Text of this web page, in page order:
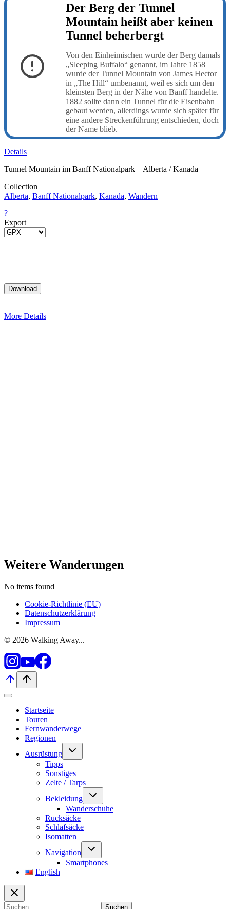
Der Berg der Tunnel
Mountain heißt aber keinen
Tunnel beherbergt
Von den Einheimischen wurde der Berg damals
„Sleeping Buffalo“ genannt, im Jahre 1858
wurde der Tunnel Mountain von James Hector
in „The Hill“ umbenannt, weil es sich um den
kleinsten Berg in der Nähe von Banff handelte.
1882 sollte dann ein Tunnel für die Eisenbahn
gebaut werden, allerdings wurde sich später für
eine andere Streckenführung entschieden, doch
der Name blieb.
Details
Tunnel Mountain im Banff Nationalpark – Alberta / Kanada
Collection
Alberta, Banff Nationalpark, Kanada, Wandern
?
Export
More Details
Weitere Wanderungen
No items found
Cookie-Richtlinie (EU)
Datenschutzerklärung
Impressum
© 2026 Walking Away...
Startseite
Touren
Fernwanderwege
Regionen
Ausrüstung
Untermenü
umschalten
Tipps
Sonstiges
Zelte / Tarps
Bekleidung
Untermenü
umschalten
Wanderschuhe
Rucksäcke
Schlafsäcke
Isomatten
Navigation
Untermenü
umschalten
Smartphones
English
Suchen